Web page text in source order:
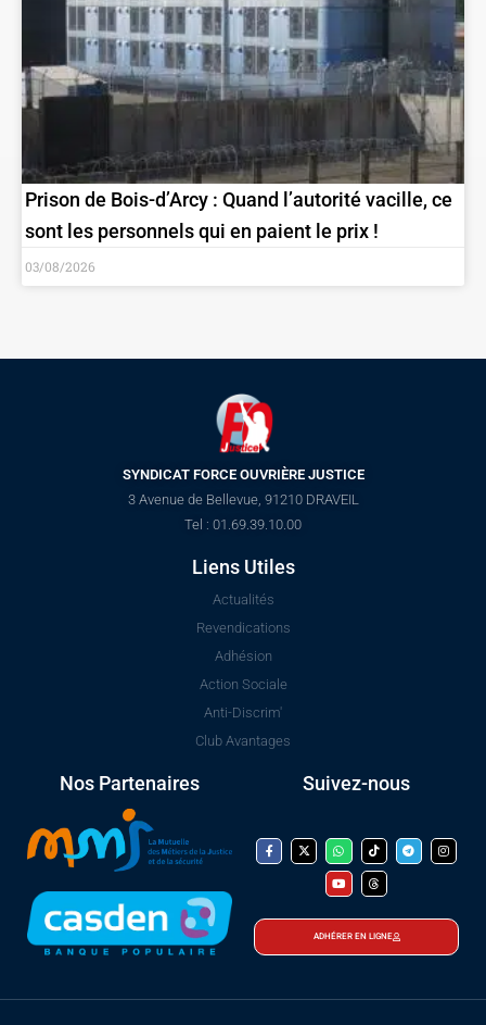
Prison de Bois-d’Arcy : Quand l’autorité vacille, ce
sont les personnels qui en paient le prix !
03/08/2026
SYNDICAT FORCE OUVRIÈRE JUSTICE
3 Avenue de Bellevue, 91210 DRAVEIL
Tel : 01.69.39.10.00
Liens Utiles
Actualités
Revendications
Adhésion
Action Sociale
Anti-Discrim'
Club Avantages
Nos Partenaires Suivez-nous
ADHÉRER EN LIGNE